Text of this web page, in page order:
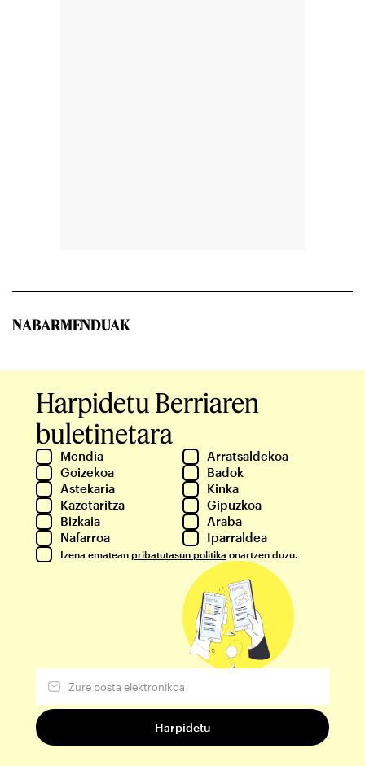
NABARMENDUAK
Harpidetu Berriaren
buletinetara
Mendia
Arratsaldekoa
Goizekoa
Badok
Astekaria
Kinka
Kazetaritza
Gipuzkoa
Bizkaia
Araba
Nafarroa
Iparraldea
Izena ematean pribatutasun politika onartzen duzu.